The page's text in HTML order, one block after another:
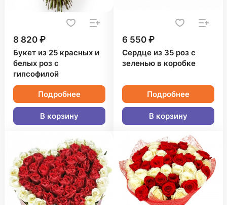
8 820 ₽
Букет из 25 красных и
белых роз с
гипсофилой
Подробнее
В корзину
6 550 ₽
Сердце из 35 роз с
зеленью в коробке
Подробнее
В корзину